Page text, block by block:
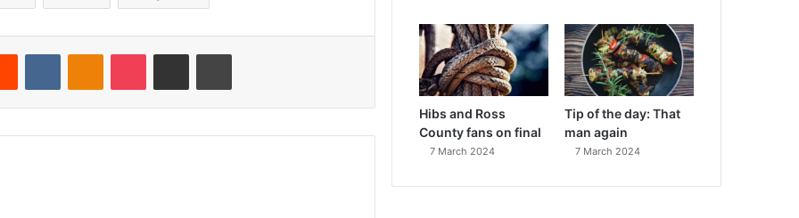
Hibs and Ross
County fans on final
7 March 2024
Tip of the day: That
man again
7 March 2024